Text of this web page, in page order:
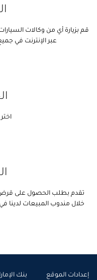
قم بزيارة أي من وكالات
عبر الإنترنت في
تقدم بطلب الحصول على قرض
خلال مندوب المبيعات لدينا
إعدادات الموقع
بنك